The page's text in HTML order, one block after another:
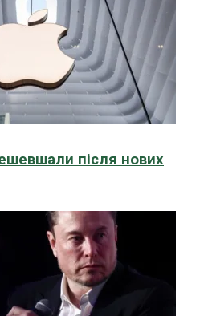
після нових